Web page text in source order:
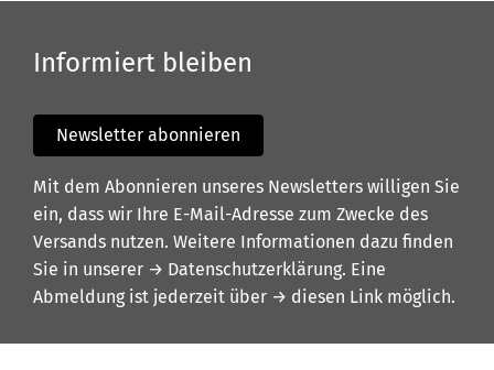
Informiert bleiben
Newsletter abonnieren
Mit dem Abonnieren unseres Newsletters willigen Sie
ein, dass wir Ihre E-Mail-Adresse zum Zwecke des
Versands nutzen. Weitere Informationen dazu finden
Sie in unserer → Datenschutzerklärung. Eine
Abmeldung ist jederzeit über → diesen Link möglich.